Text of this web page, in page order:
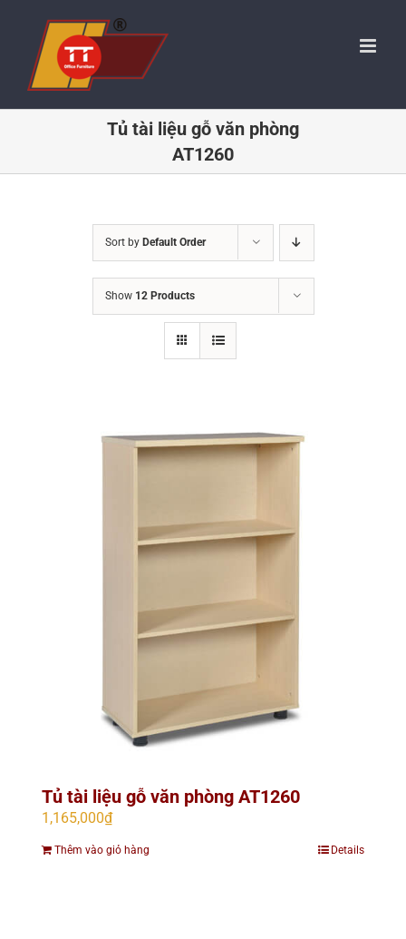
content
Tủ tài liệu gỗ văn phòng
AT1260
Sort by Default Order
Show 12 Products
Tủ tài liệu gỗ văn phòng AT1260
1,165,000₫
Thêm vào giỏ hàng Details